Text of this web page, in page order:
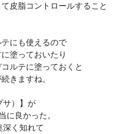
皮脂コントロールすること
にも使えるので
塗っておいたり
ルテに塗っておくと
きますね。
サ）】が
に良かった。
深く知れて